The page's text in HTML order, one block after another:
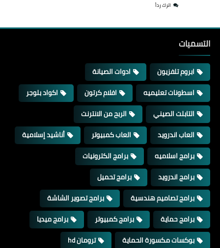
اترك رداً
التسميات
ابروم تلفزيون
ادوات الصيانة
اسطونات تعليميه
افلام كرتون
اكواد بلوجر
التابلت الصيني
الربح من الانترنت
العاب اندرويد
العاب كمبيوتر
أناشيد إسلامية
برامج اسلاميه
برامج الكترونيات
برامج اندرويد
برامج تحميل
برامج تصاميم هندسية
برامج تصوير الشاشة
برامج حماية
برامج كمبيوتر
برامج ميديا
بوكسات مكسورة الحماية
ترومان hd